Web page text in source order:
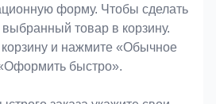
форму. Чтобы сделать
выбранный товар в корзину.
и нажмите «Обычное
быстро».